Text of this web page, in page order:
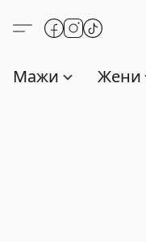
Мажи Жени